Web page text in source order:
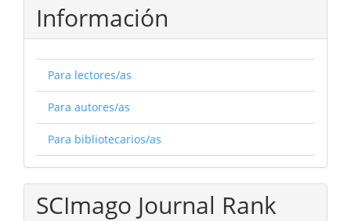
Información
Para lectores/as
Para autores/as
Para bibliotecarios/as
SCImago Journal Rank